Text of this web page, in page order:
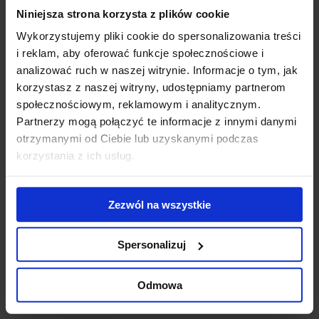
Niniejsza strona korzysta z plików cookie
Wykorzystujemy pliki cookie do spersonalizowania treści
i reklam, aby oferować funkcje społecznościowe i
analizować ruch w naszej witrynie. Informacje o tym, jak
korzystasz z naszej witryny, udostępniamy partnerom
społecznościowym, reklamowym i analitycznym.
Partnerzy mogą połączyć te informacje z innymi danymi
otrzymanymi od Ciebie lub uzyskanymi podczas
korzystania z ich usług.
Zezwól na wszystkie
Spersonalizuj
Odmowa
Giant office and
hotel complex
nears completion
Modernization of
the Diuna
complex - new
conference
center opened
Contact us
Jones Lang LaSalle Sp. z o.o.